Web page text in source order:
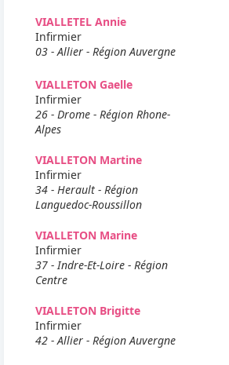
VIALLETEL Annie
Infirmier
03 - Allier - Région Auvergne
VIALLETON Gaelle
Infirmier
26 - Drome - Région Rhone-
Alpes
VIALLETON Martine
Infirmier
34 - Herault - Région
Languedoc-Roussillon
VIALLETON Marine
Infirmier
37 - Indre-Et-Loire - Région
Centre
VIALLETON Brigitte
Infirmier
42 - Allier - Région Auvergne